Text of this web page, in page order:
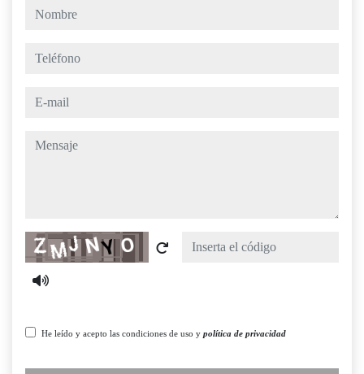
nombre
teléfono
e-mail
mensaje
Captcha
He leído y acepto las condiciones de uso y política de privacidad